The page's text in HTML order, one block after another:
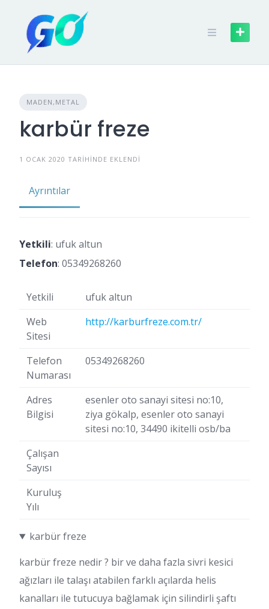
MADEN,METAL
karbür freze
1 OCAK 2020 TARIHINDE EKLENDI
Ayrıntılar
Yetkili: ufuk altun
Telefon: 05349268260
Yetkili
ufuk altun
Web
Sitesi
http://karburfreze.com.tr/
Telefon
Numarası
05349268260
Adres
Bilgisi
esenler oto sanayi sitesi no:10,
ziya gökalp, esenler oto sanayi
sitesi no:10, 34490 ikitelli osb/ba
Çalışan
Sayısı
Kuruluş
Yılı
karbür freze
karbür freze nedir ? bir ve daha fazla sivri kesici
ağızları ile talaşı atabilen farklı açılarda helis
kanalları ile tutucuya bağlamak için silindirli şaftı